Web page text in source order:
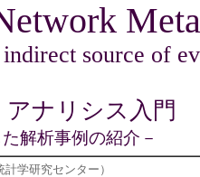
source of
ナリシス入門
解析事例の紹介－
学研究センター）